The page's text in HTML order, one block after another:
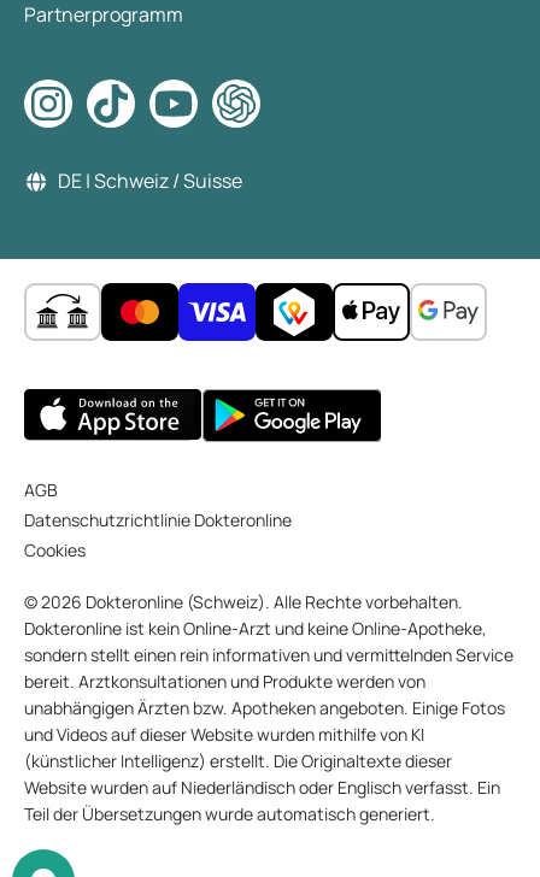
Partnerprogramm
DE | Schweiz / Suisse
AGB
Datenschutzrichtlinie Dokteronline
Cookies
© 2026 Dokteronline (Schweiz). Alle Rechte vorbehalten.
Dokteronline ist kein Online-Arzt und keine Online-Apotheke,
sondern stellt einen rein informativen und vermittelnden Service
bereit. Arztkonsultationen und Produkte werden von
unabhängigen Ärzten bzw. Apotheken angeboten. Einige Fotos
und Videos auf dieser Website wurden mithilfe von KI
(künstlicher Intelligenz) erstellt. Die Originaltexte dieser
Website wurden auf Niederländisch oder Englisch verfasst. Ein
Teil der Übersetzungen wurde automatisch generiert.